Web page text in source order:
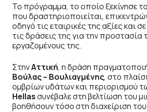
Το πρόγραμμα, το οποίο ξεκίνησε
που δραστηριοποιείται,
οδηγό τις εταιρικές της αξίες και
τις δράσεις της για την προστασία
εργαζομένους της.
ΣτηνΑττική, η δράση
Βούλας – Βουλιαγμένης, στο
ομβρίων υδάτων και περιορισμού
Hellasσυνέβαλε στη βελτίωση του
βοηθήσουν τόσο στη διαχείριση